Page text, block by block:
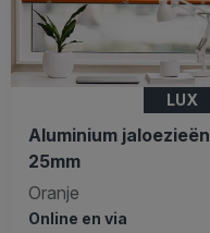
LUX
Aluminium jaloezieën
25mm
Oranje
Online en via